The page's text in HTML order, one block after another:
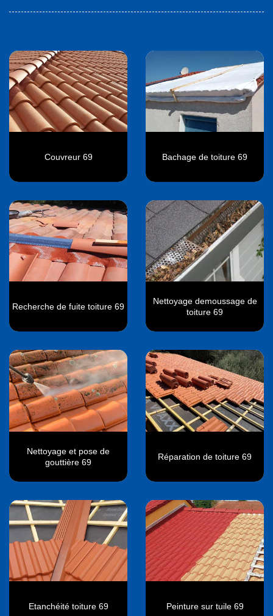
Couvreur 69 Bachage de toiture 69
Recherche de fuite toiture 69
Nettoyage demoussage de
toiture 69
Nettoyage et pose de
gouttière 69
Réparation de toiture 69
Etanchéité toiture 69 Peinture sur tuile 69